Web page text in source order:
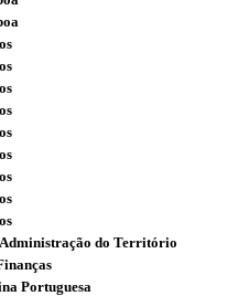
do Território
Portuguesa